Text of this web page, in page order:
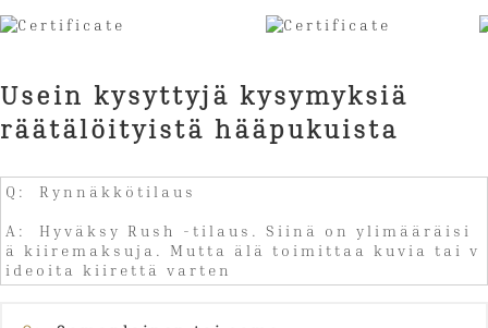
Usein kysyttyjä kysymyksiä
räätälöityistä hääpukuista
Q: Rynnäkkötilaus
A: Hyväksy Rush -tilaus. Siinä on ylimääräisi
ä kiiremaksuja. Mutta älä toimittaa kuvia tai v
ideoita kiirettä varten